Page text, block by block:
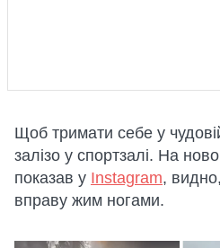
Щоб тримати себе у
залізо у спортзалі. На
показав у Instagram,
вправу жим ногами.